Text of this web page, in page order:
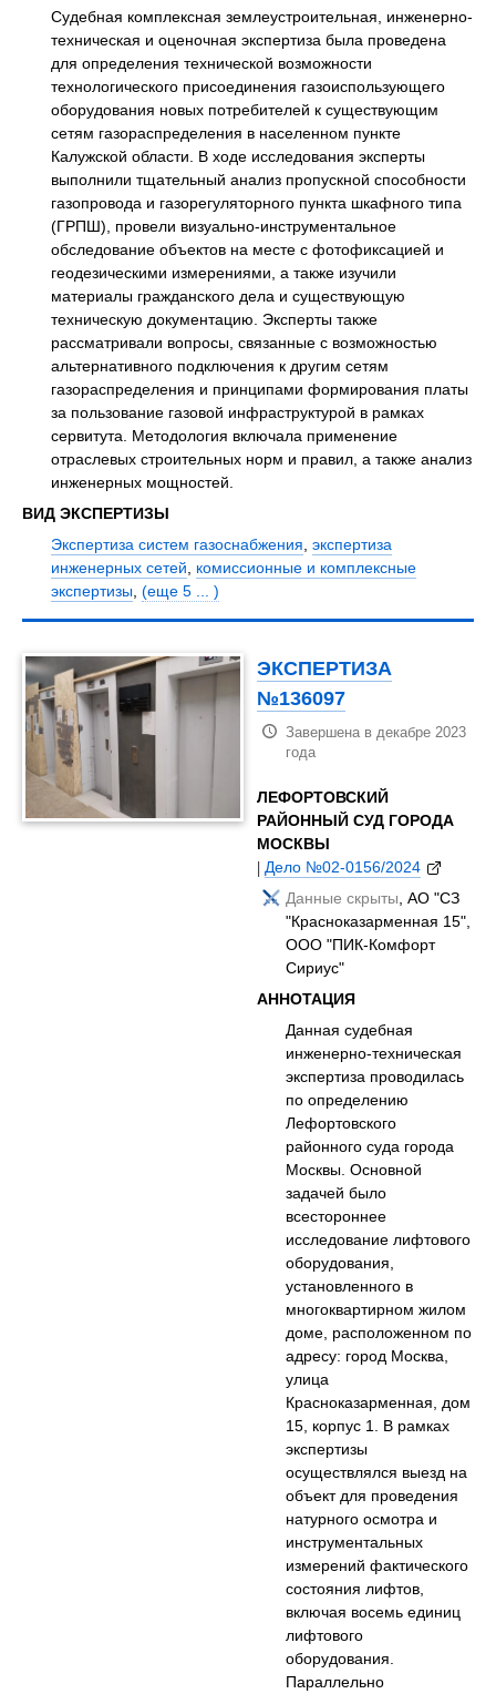
Судебная комплексная землеустроительная, инженерно-
техническая и оценочная экспертиза была проведена
для определения технической возможности
технологического присоединения газоиспользующего
оборудования новых потребителей к существующим
сетям газораспределения в населенном пункте
Калужской области. В ходе исследования эксперты
выполнили тщательный анализ пропускной способности
газопровода и газорегуляторного пункта шкафного типа
(ГРПШ), провели визуально-инструментальное
обследование объектов на месте с фотофиксацией и
геодезическими измерениями, а также изучили
материалы гражданского дела и существующую
техническую документацию. Эксперты также
рассматривали вопросы, связанные с возможностью
альтернативного подключения к другим сетям
газораспределения и принципами формирования платы
за пользование газовой инфраструктурой в рамках
сервитута. Методология включала применение
отраслевых строительных норм и правил, а также анализ
инженерных мощностей.
ВИД ЭКСПЕРТИЗЫ
Экспертиза систем газоснабжения, экспертиза
инженерных сетей, комиссионные и комплексные
экспертизы, (еще 5 ... )
ЭКСПЕРТИЗА
№136097
Завершена в декабре 2023
года
ЛЕФОРТОВСКИЙ
РАЙОННЫЙ СУД ГОРОДА
МОСКВЫ
|Дело №02-0156/2024
Данные скрыты, АО "СЗ
"Красноказарменная 15",
ООО "ПИК-Комфорт
Сириус"
АННОТАЦИЯ
Данная судебная
инженерно-техническая
экспертиза проводилась
по определению
Лефортовского
районного суда города
Москвы. Основной
задачей было
всестороннее
исследование лифтового
оборудования,
установленного в
многоквартирном жилом
доме, расположенном по
адресу: город Москва,
улица
Красноказарменная, дом
15, корпус 1. В рамках
экспертизы
осуществлялся выезд на
объект для проведения
натурного осмотра и
инструментальных
измерений фактического
состояния лифтов,
включая восемь единиц
лифтового
оборудования.
Параллельно